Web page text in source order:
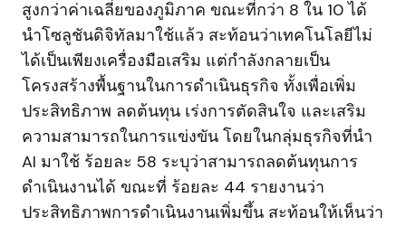
สูงกว่าค่าเฉลี่ยของภูมิภาค ขณะที่กว่า 8 ใน 10 ได้
นำโซลูชันดิจิทัลมาใช้แล้ว สะท้อนว่าเทคโนโลยีไม่
ได้เป็นเพียงเครื่องมือเสริม แต่กำลังกลายเป็น
โครงสร้างพื้นฐานในการดำเนินธุรกิจ ทั้งเพื่อเพิ่ม
ประสิทธิภาพ ลดต้นทุน เร่งการตัดสินใจ และเสริม
ความสามารถในการแข่งขัน โดยในกลุ่มธุรกิจที่นำ
AI มาใช้ ร้อยละ 58 ระบุว่าสามารถลดต้นทุนการ
ดำเนินงานได้ ขณะที่ ร้อยละ 44 รายงานว่า
ประสิทธิภาพการดำเนินงานเพิ่มขึ้น สะท้อนให้เห็นว่า